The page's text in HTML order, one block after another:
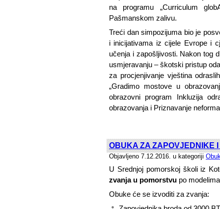
na programu „Curriculum
Pašmanskom zalivu.
Treći dan simpozijuma bio je
i inicijativama iz cijele Evrope i
učenja i zapošljivosti. Nakon tog
usmjeravanju – škotski pristup
za procjenjivanje vještina
„Gradimo mostove u
obrazovni program Inkluzija
obrazovanja i Priznavanje
OBUKA ZA ZAPOVJEDNIKE
Objavljeno 7.12.2016. u kategoriji
U Srednjoj pomorskoj školi iz
zvanja u pomorstvu po
Obuke će se izvoditi za zvanja: